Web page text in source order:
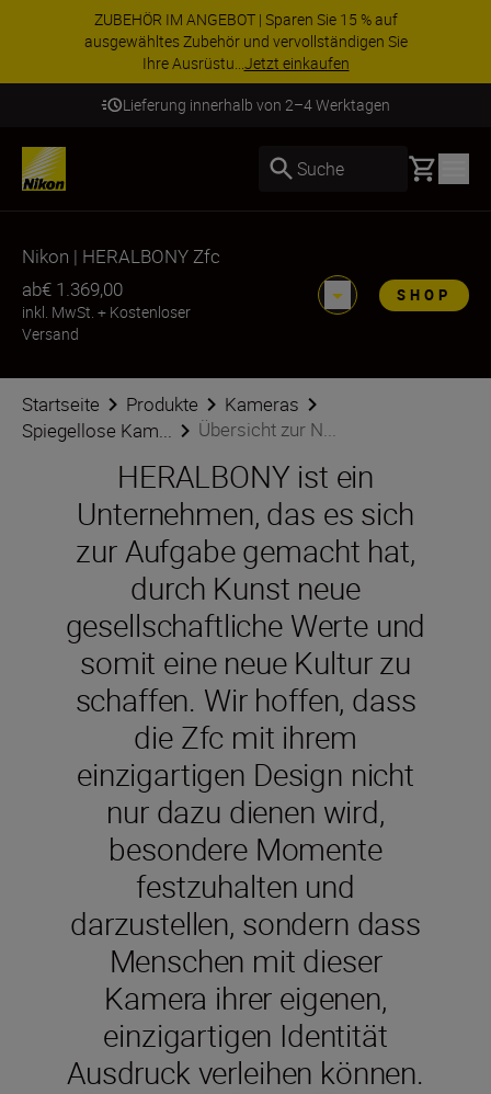
ZUBEHÖR IM ANGEBOT | Sparen Sie 15 % auf
ausgewähltes Zubehör und vervollständigen Sie
Ihre Ausrüstu...Jetzt einkaufen
Lieferung innerhalb von 2–4 Werktagen
Suche Basket
Nikon | HERALBONY Zfc
ab€ 1.369,00
inkl. MwSt. + Kostenloser
Versand
SHOP
Startseite Produkte
Kameras
Spiegellose Kam...
Übersicht zur N...
HERALBONY ist ein
Unternehmen, das es sich
zur Aufgabe gemacht hat,
durch Kunst neue
gesellschaftliche Werte und
somit eine neue Kultur zu
schaffen. Wir hoffen, dass
die Zfc mit ihrem
einzigartigen Design nicht
nur dazu dienen wird,
besondere Momente
festzuhalten und
darzustellen, sondern dass
Menschen mit dieser
Kamera ihrer eigenen,
einzigartigen Identität
Ausdruck verleihen können.